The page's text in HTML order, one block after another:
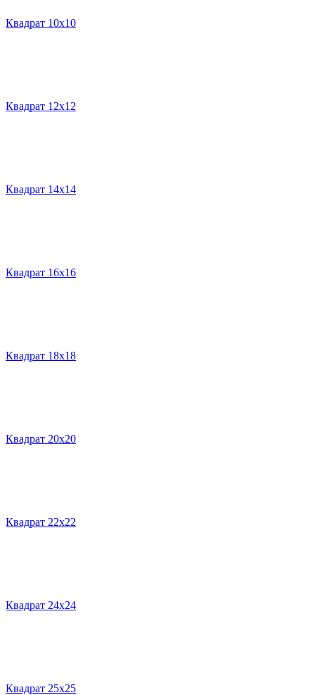
Квадрат 10х10
Квадрат 12х12
Квадрат 14х14
Квадрат 16х16
Квадрат 18х18
Квадрат 20х20
Квадрат 22х22
Квадрат 24х24
Квадрат 25х25